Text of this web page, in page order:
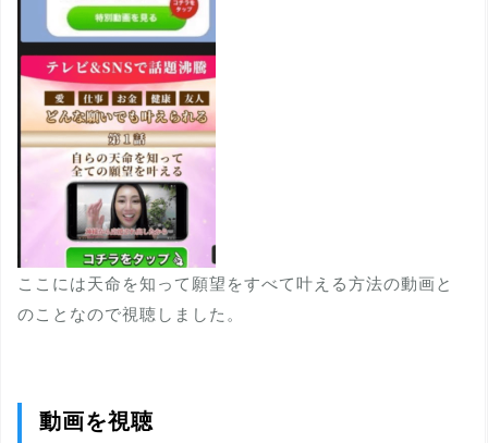
ここには天命を知って願望をすべて叶える方法の動画と
のことなので視聴しました。
動画を視聴